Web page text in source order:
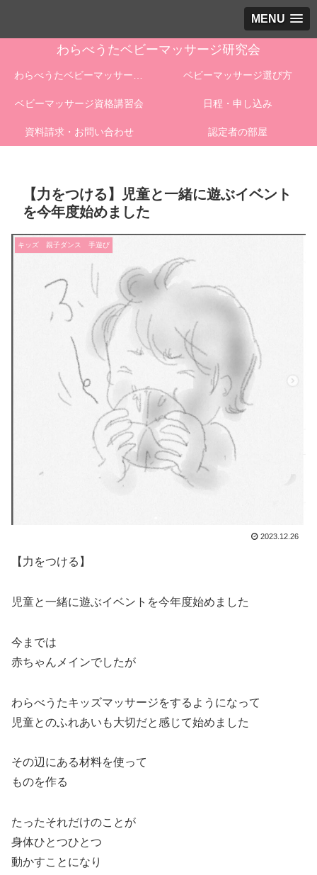
MENU
わらべうたベビーマッサージ研究会
ベビーマッサージ選び方
ベビーマッサージ資格講習会 日程・申し込み
資料請求・お問い合わせ 認定者の部屋
【力をつける】児童と一緒に遊ぶイベント
を今年度始めました
キッズ 親子ダンス 手遊び
2023.12.26
【力をつける】
児童と一緒に遊ぶイベントを今年度始めました
今までは
赤ちゃんメインでしたが
わらべうたキッズマッサージをするようになって
児童とのふれあいも大切だと感じて始めました
その辺にある材料を使って
ものを作る
たったそれだけのことが
身体ひとつひとつ
動かすことになり